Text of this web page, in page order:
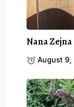
Nana Zejna
August 9,